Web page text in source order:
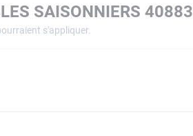
SAISONNIERS 40883
s'appliquer.